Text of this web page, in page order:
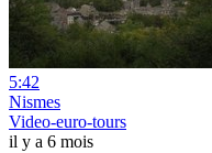
5:42
Nismes
Video-euro-tours
il y a 6 mois